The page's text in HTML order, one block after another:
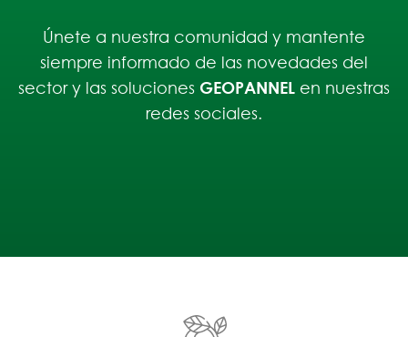
Únete a nuestra comunidad y mantente
siempre informado de las novedades del
sector y las soluciones GEOPANNEL en nuestras
redes sociales.